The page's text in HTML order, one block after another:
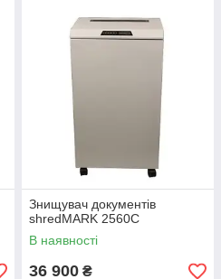
Знищувач документів
shredMARK 2560C
В наявності
36 900 ₴